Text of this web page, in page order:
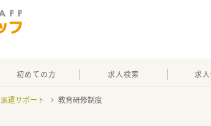
初めての方 求人検索 求
派遣サポート 教育研修制度